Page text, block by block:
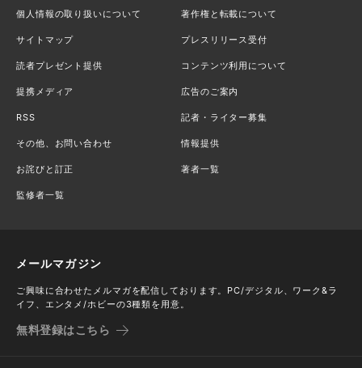
個人情報の取り扱いについて 著作権と転載について
サイトマップ プレスリリース受付
読者プレゼント提供 コンテンツ利用について
提携メディア 広告のご案内
RSS 記者・ライター募集
その他、お問い合わせ 情報提供
お詫びと訂正 著者一覧
監修者一覧
メールマガジン
ご興味に合わせたメルマガを配信しております。PC/デジタル、ワーク&ラ
イフ、エンタメ/ホビーの3種類を用意。
無料登録はこちら